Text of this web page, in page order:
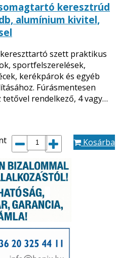
keresztrúd
alumínium kivitel,
szett praktikus
sportfelszerelések,
kerékpárok és egyéb
Fúrásmentesen
rendelkező, 4 vagy…
Kosárba